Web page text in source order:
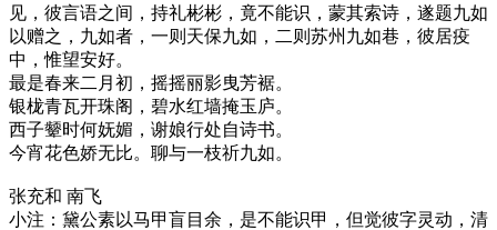
见，彼言语之间，持礼彬彬，竟不能识，蒙其索诗，遂题九如
以赠之，九如者，一则天保九如，二则苏州九如巷，彼居疫
中，惟望安好。
最是春来二月初，摇摇丽影曳芳裾。
银栊青瓦开珠阁，碧水红墙掩玉庐。
西子颦时何妩媚，谢娘行处自诗书。
今宵花色娇无比。聊与一枝祈九如。
张充和 南飞
小注：黛公素以马甲盲目余，是不能识甲，但觉彼字灵动，清